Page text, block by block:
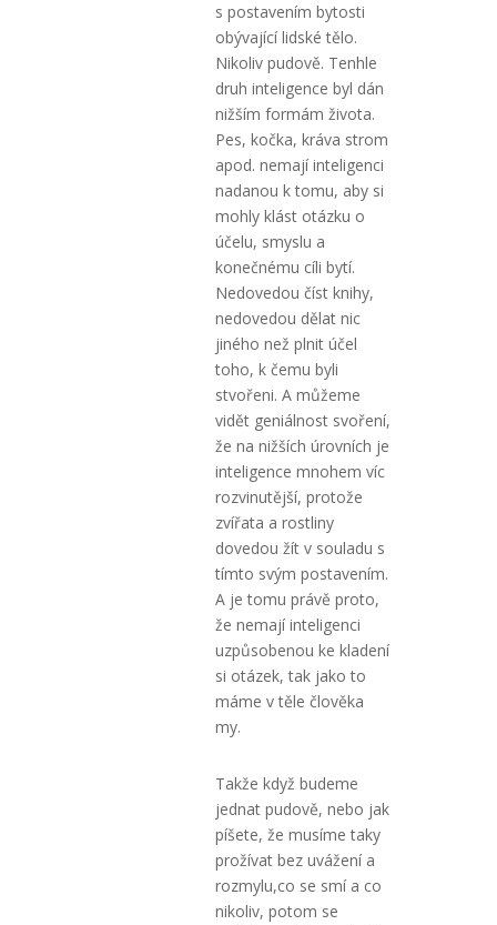
s postavením bytosti
obývající lidské tělo.
Nikoliv pudově. Tenhle
druh inteligence byl dán
nižším formám života.
Pes, kočka, kráva strom
apod. nemají inteligenci
nadanou k tomu, aby si
mohly klást otázku o
účelu, smyslu a
konečnému cíli bytí.
Nedovedou číst knihy,
nedovedou dělat nic
jiného než plnit účel
toho, k čemu byli
stvořeni. A můžeme
vidět geniálnost svoření,
že na nižších úrovních je
inteligence mnohem víc
rozvinutější, protože
zvířata a rostliny
dovedou žít v souladu s
tímto svým postavením.
A je tomu právě proto,
že nemají inteligenci
uzpůsobenou ke kladení
si otázek, tak jako to
máme v těle člověka
my.
Takže když budeme
jednat pudově, nebo jak
píšete, že musíme taky
prožívat bez uvážení a
rozmylu,co se smí a co
nikoliv, potom se